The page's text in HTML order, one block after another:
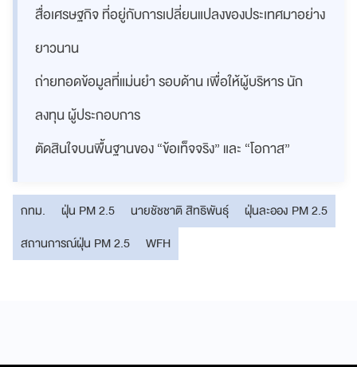
สื่อเศรษฐกิจ ที่อยู่กับการเปลี่ยนแปลงของประเทศมาอย่าง
ยาวนาน
ถ่ายทอดข้อมูลที่แม่นยำ รอบด้าน เพื่อให้ผู้บริหาร นัก
ลงทุน ผู้ประกอบการ
ตัดสินใจบนพื้นฐานของ “ข้อเท็จจริง” และ “โอกาส”
กทม. ฝุ่น PM 2.5 นายชัชชาติ สิทธิพันธุ์
ฝุ่นละออง PM 2.5
สถานการณ์ฝุ่น PM 2.5
WFH